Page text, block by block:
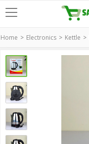
Home Electronics Kettle